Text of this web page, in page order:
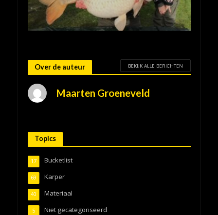
Over de auteur BEKIJK ALLE BERICHTEN
Maarten Groeneveld
Topics
Bucketlist
17
Karper
69
Materiaal
40
Niet gecategoriseerd
5